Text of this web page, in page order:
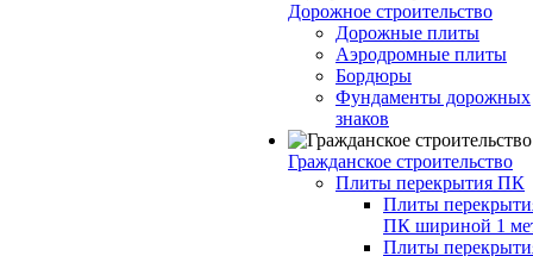
Дорожное строительство
Дорожные плиты
Аэродромные плиты
Бордюры
Фундаменты дорожных
знаков
Гражданское строительство
Плиты перекрытия ПК
Плиты
ПК шириной 1
Плиты